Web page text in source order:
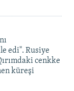
edi". Rusiye
cenkke
küreşi